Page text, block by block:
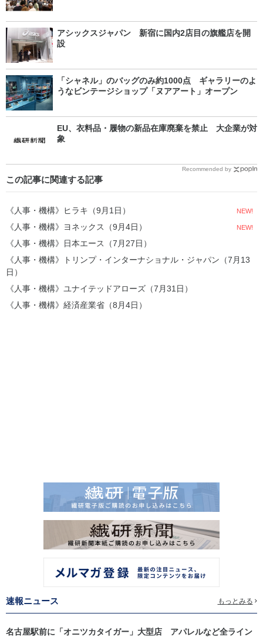
アシックスジャパン 新宿に国内2店目の旗艦店を開
設
「シャネル」のバッグのみ約1000点 ギャラリーのよ
うなビンテージショップ「ヌアアート」オープン
EU、衣料品・履物の新品在庫廃棄を禁止 大企業が対
象
Recommended by
この記事に関連する記事
《人事・機構》ヒラキ（9月1日） NEW!
《人事・機構》ヨネックス（9月4日） NEW!
《人事・機構》日本エース（7月27日）
《人事・機構》トリンプ・インターナショナル・ジャパン（7月13
日）
《人事・機構》ユナイテッドアローズ（7月31日）
《人事・機構》経済産業省（8月4日）
速報ニュース もっとみる
名古屋駅前に「オニツカタイガー」大型店 アパレルなど全ライン